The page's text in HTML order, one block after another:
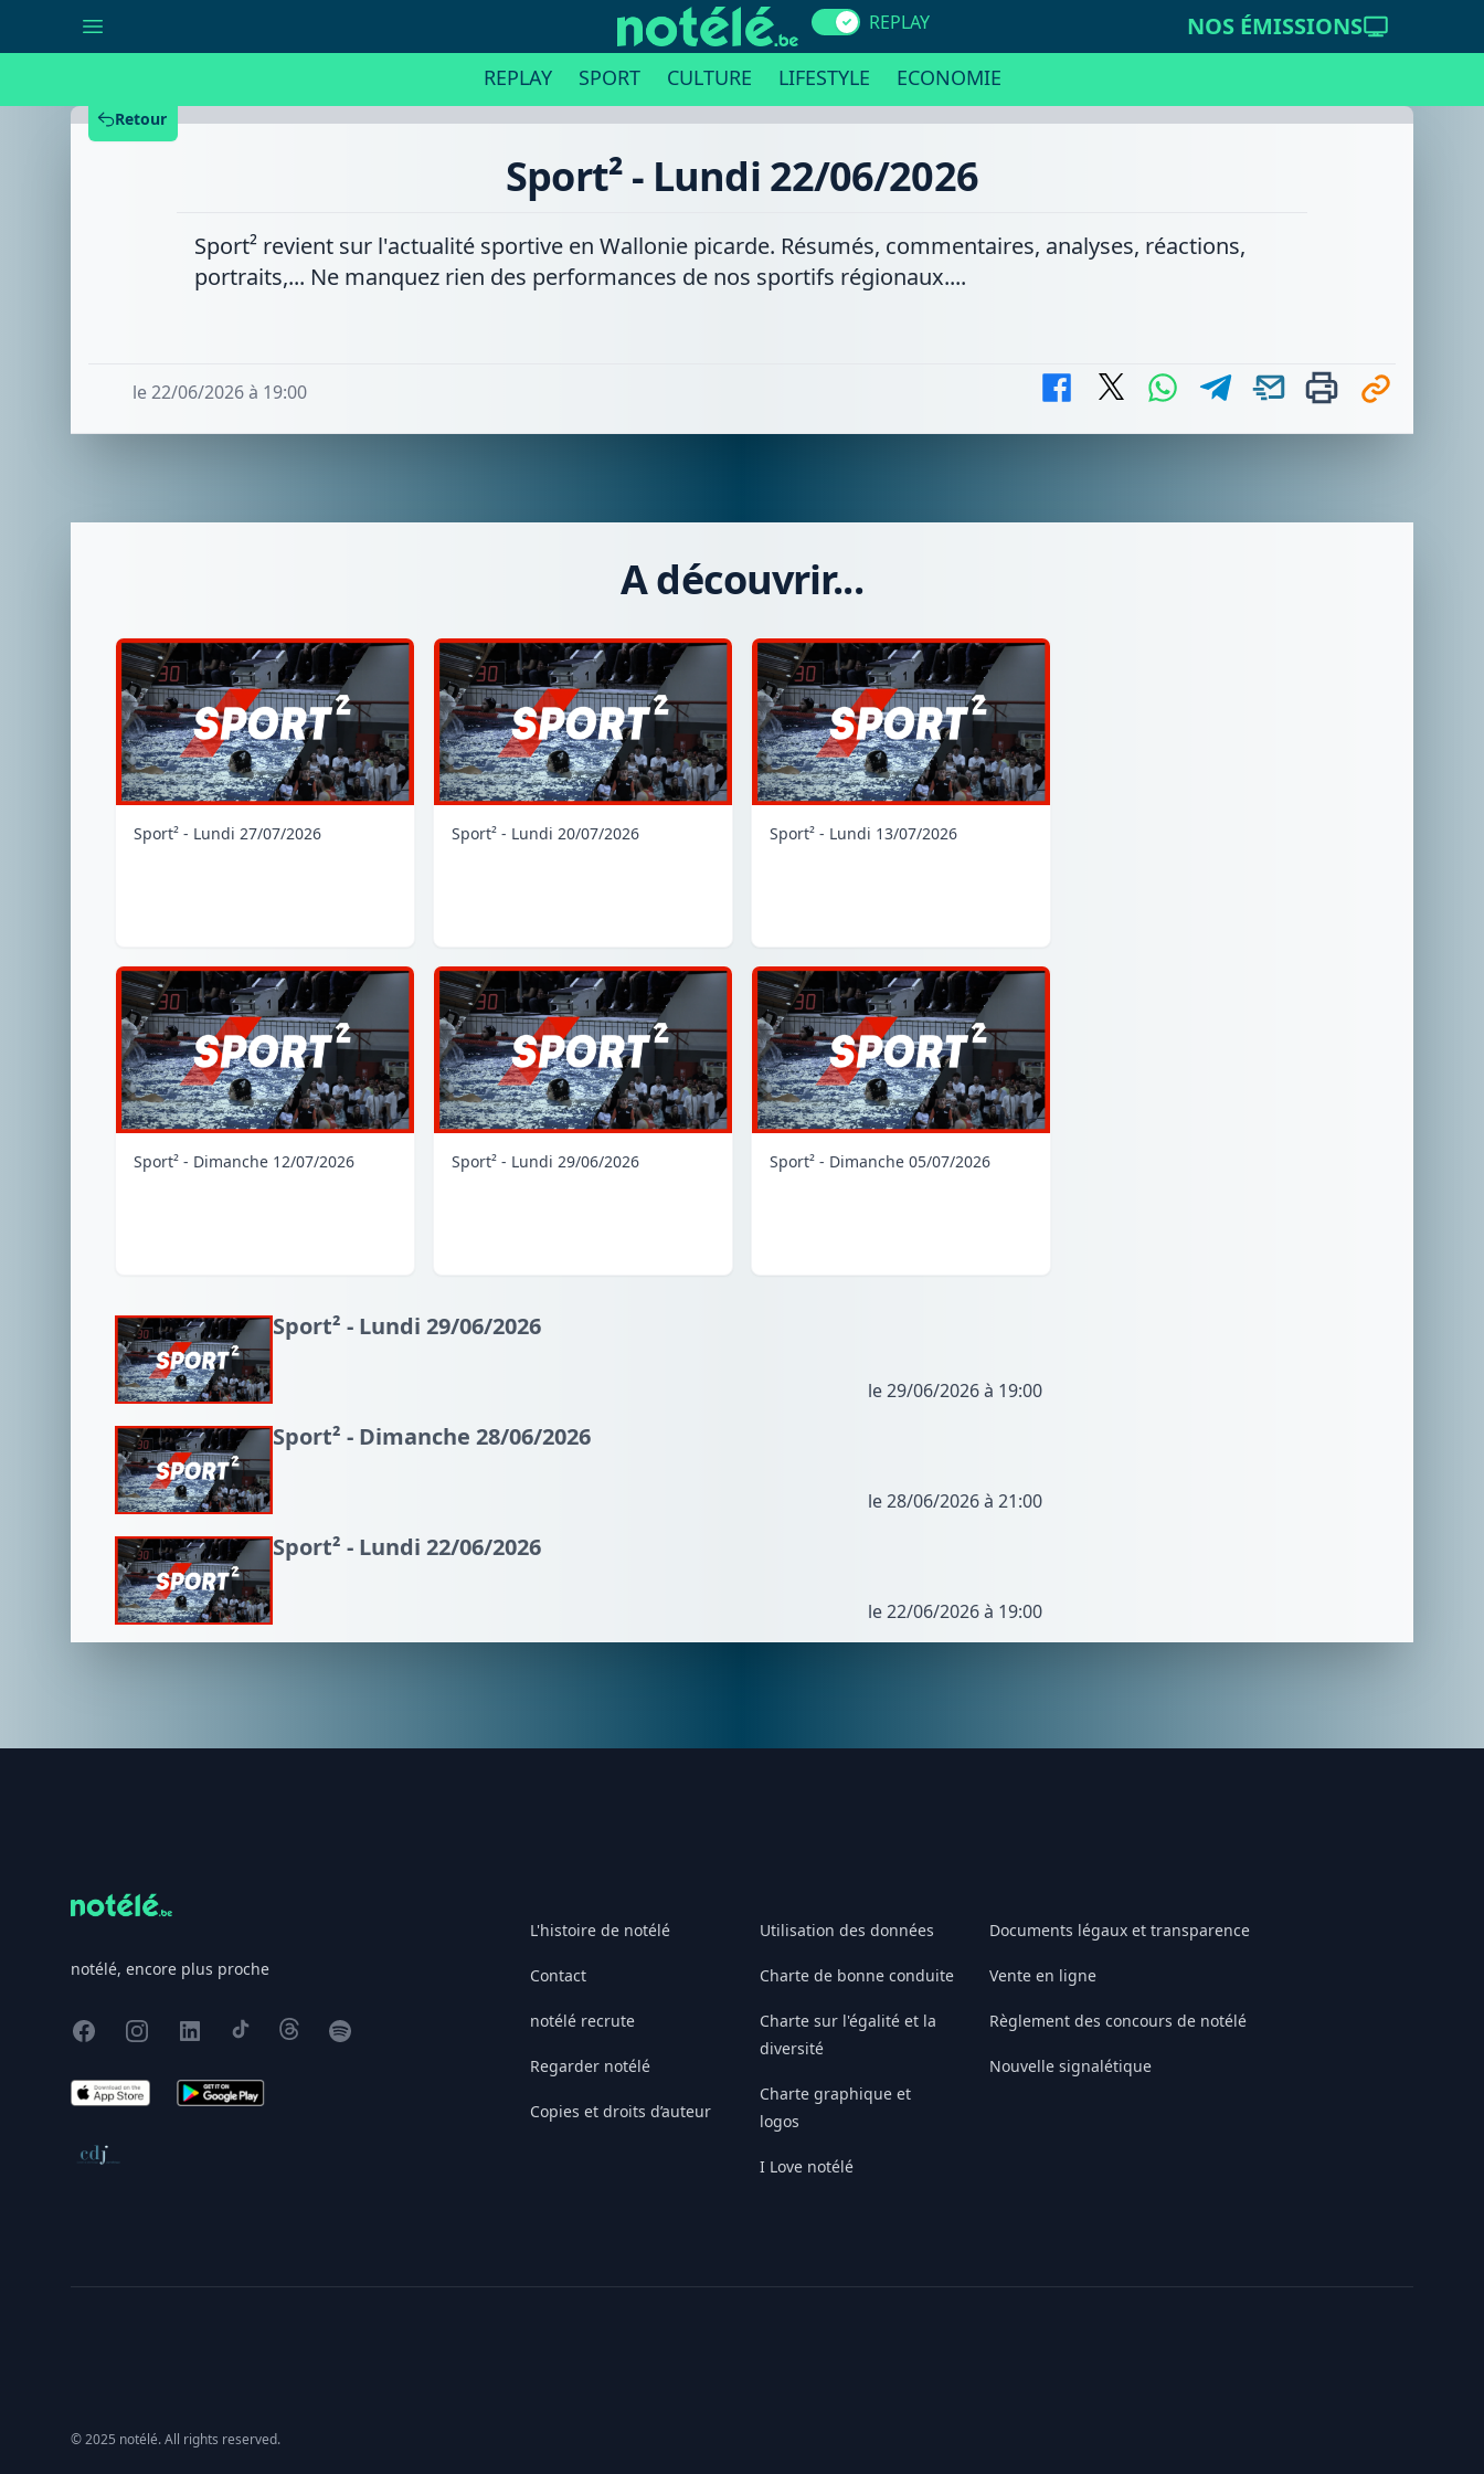
REPLAY NOS ÉMISSIONS
REPLAY SPORT CULTURE LIFESTYLE ECONOMIE
Retour
Sport² - Lundi 22/06/2026
Sport² revient sur l'actualité sportive en Wallonie picarde. Résumés, commentaires, analyses, réactions,
portraits,... Ne manquez rien des performances de nos sportifs régionaux....
le 22/06/2026 à 19:00
A découvrir...
Sport² - Lundi 27/07/2026 Sport² - Lundi 20/07/2026 Sport² - Lundi 13/07/2026
Sport² - Dimanche 12/07/2026 Sport² - Lundi 29/06/2026 Sport² - Dimanche 05/07/2026
Sport² - Lundi 29/06/2026
le 29/06/2026 à 19:00
Sport² - Dimanche 28/06/2026
le 28/06/2026 à 21:00
Sport² - Lundi 22/06/2026
le 22/06/2026 à 19:00
notélé, encore plus proche
FacebookInstagram
X TikTokThreadsSpotify
App Store Google Play
Conseil de déontologie journalistique
L'histoire de notélé
Contact
notélé recrute
Regarder notélé
Copies et droits d’auteur
Utilisation des données
Charte de bonne conduite
Charte sur l'égalité et la
diversité
Charte graphique et
logos
I Love notélé
Documents légaux et transparence
Vente en ligne
Règlement des concours de notélé
Nouvelle signalétique
© 2025 notélé. All rights reserved.